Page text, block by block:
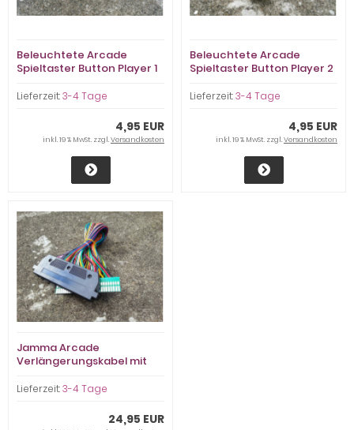
Beleuchtete Arcade
Spieltaster Button Player 1
Lieferzeit:3-4 Tage
4,95 EUR
inkl. 19 % MwSt. zzgl.Versandkosten
Beleuchtete Arcade
Spieltaster Button Player 2
Lieferzeit:3-4 Tage
4,95 EUR
inkl. 19 % MwSt. zzgl.Versandkosten
Jamma Arcade
Verlängerungskabel mit
Lieferzeit:3-4 Tage
24,95 EUR